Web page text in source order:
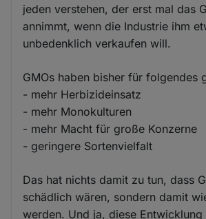
jeden verstehen, der erst mal das
annimmt, wenn die Industrie ihm
unbedenklich verkaufen will.
GMOs haben bisher für folgendes
- mehr Herbizideinsatz
- mehr Monokulturen
- mehr Macht für große Konzerne
- geringere Sortenvielfalt
Das hat nichts damit zu tun, dass
schädlich wären, sondern damit
werden. Und ja, diese Entwicklung